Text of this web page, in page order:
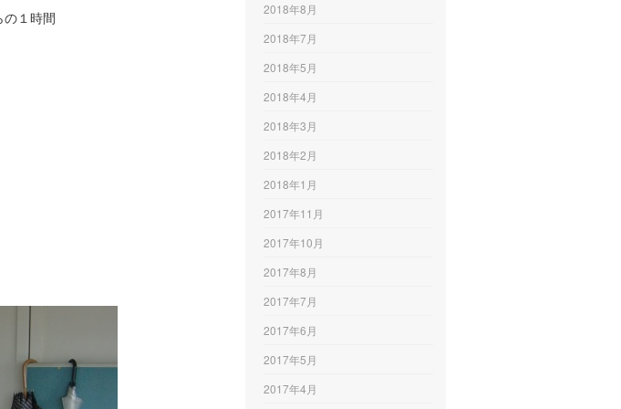
の１時間
2018年8月
2018年7月
2018年5月
2018年4月
2018年3月
2018年2月
2018年1月
2017年11月
2017年10月
2017年8月
2017年7月
2017年6月
2017年5月
2017年4月